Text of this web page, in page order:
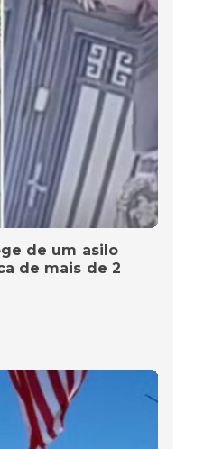
de um asilo
de mais de 2